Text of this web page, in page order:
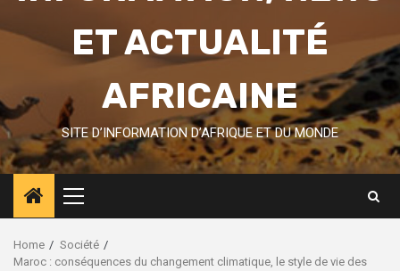
ET ACTUALITÉ
AFRICAINE
SITE D’INFORMATION D’AFRIQUE ET DU MONDE
Primary
Menu
Home
Société
Maroc : conséquences du changement climatique, le style de vie des